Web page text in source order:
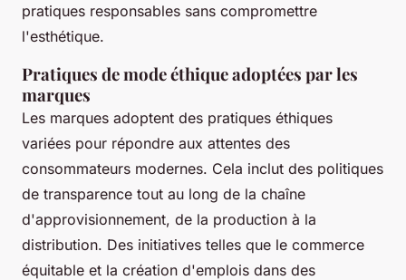
pratiques responsables sans compromettre
l'esthétique.
Pratiques de mode éthique adoptées par les
marques
Les marques adoptent des pratiques éthiques
variées pour répondre aux attentes des
consommateurs modernes. Cela inclut des politiques
de transparence tout au long de la chaîne
d'approvisionnement, de la production à la
distribution. Des initiatives telles que le commerce
équitable et la création d'emplois dans des